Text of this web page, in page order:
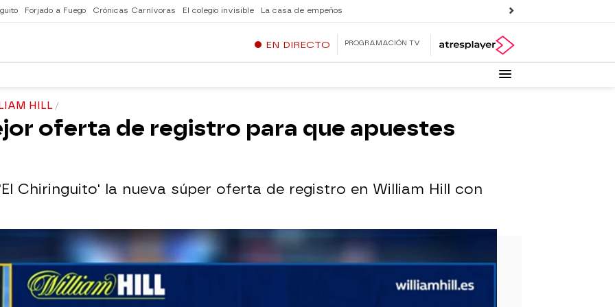
Forjado a Fuego Crónicas Carnívoras El colegio invisible La casa de empeños
EN DIRECTO PROGRAMACIÓN TV
HILL
oferta de registro para que apuestes
Chiringuito' la nueva súper oferta de registro en William Hill con